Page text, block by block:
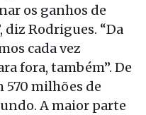
os ganhos de
Rodrigues. “Da
cada vez
fora, também”. De
570 milhões de
A maior parte